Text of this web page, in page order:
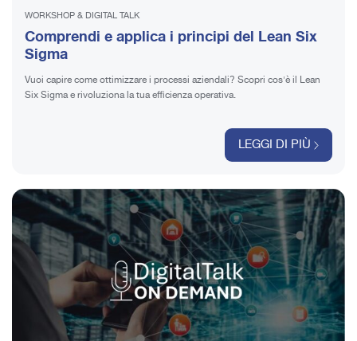
WORKSHOP & DIGITAL TALK
Comprendi e applica i principi del Lean Six
Sigma
Vuoi capire come ottimizzare i processi aziendali? Scopri cos'è il Lean
Six Sigma e rivoluziona la tua efficienza operativa.
LEGGI DI PIÙ